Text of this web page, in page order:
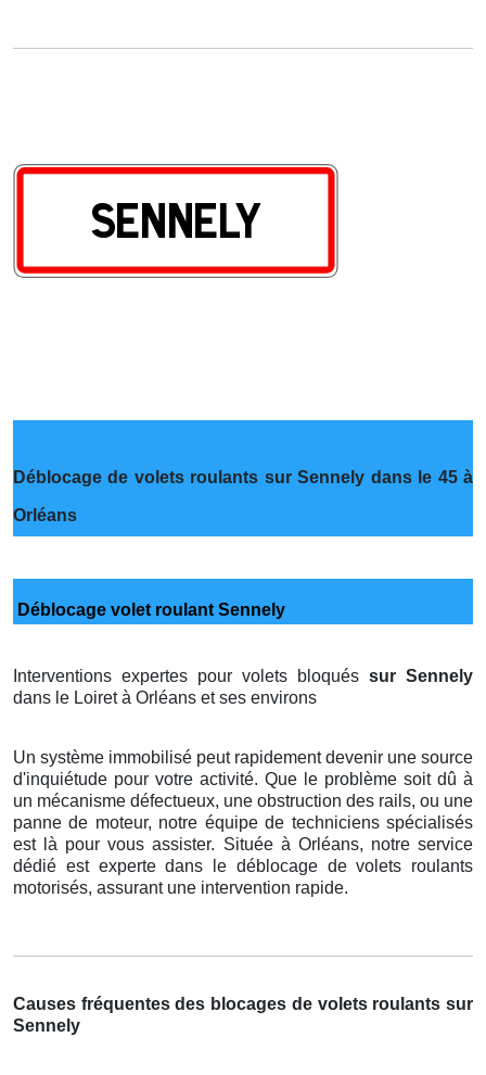
Déblocage de volets roulants sur Sennely dans le 45 à
Orléans
Déblocage volet roulant Sennely
Interventions expertes pour volets bloqués sur Sennely
dans le Loiret à Orléans et ses environs
Un système immobilisé peut rapidement devenir une source
d'inquiétude pour votre activité. Que le problème soit dû à
un mécanisme défectueux, une obstruction des rails, ou une
panne de moteur, notre équipe de techniciens spécialisés
est là pour vous assister. Située à Orléans, notre service
dédié est experte dans le déblocage de volets roulants
motorisés, assurant une intervention rapide.
Causes fréquentes des blocages de volets roulants sur
Sennely